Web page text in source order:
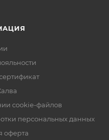
cookie-файлов
персональных данных
оферта